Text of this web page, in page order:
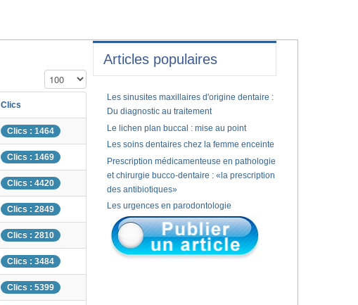
Affichage #
Clics
Clics : 1464
Clics : 1469
Clics : 4420
Clics : 2849
Clics : 2810
Clics : 3484
Clics : 5399
Articles populaires
Les sinusites maxillaires d'origine dentaire :
Du diagnostic au traitement
Le lichen plan buccal : mise au point
Les soins dentaires chez la femme enceinte
Prescription médicamenteuse en pathologie
et chirurgie bucco-dentaire : «la prescription
des antibiotiques»
Les urgences en parodontologie